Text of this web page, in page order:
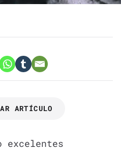
ARTÍCULO
excelentes